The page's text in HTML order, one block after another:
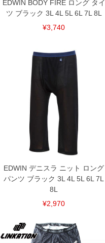
EDWIN BODY FIRE ロング タイ
ツ ブラック 3L 4L 5L 6L 7L 8L
¥3,740
EDWIN デニスラ ニット ロング
パンツ ブラック 3L 4L 5L 6L 7L
8L
¥2,970